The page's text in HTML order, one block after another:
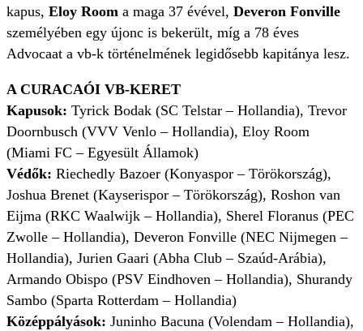
kapus, Eloy Room a maga 37 évével, Deveron Fonville
személyében egy újonc is bekerült, míg a 78 éves
Advocaat a vb-k történelmének legidősebb kapitánya lesz.
A CURACAÓI VB-KERET
Kapusok: Tyrick Bodak (SC Telstar – Hollandia), Trevor
Doornbusch (VVV Venlo – Hollandia), Eloy Room
(Miami FC – Egyesült Államok)
Védők: Riechedly Bazoer (Konyaspor – Törökország),
Joshua Brenet (Kayserispor – Törökország), Roshon van
Eijma (RKC Waalwijk – Hollandia), Sherel Floranus (PEC
Zwolle – Hollandia), Deveron Fonville (NEC Nijmegen –
Hollandia), Jurien Gaari (Abha Club – Szaúd-Arábia),
Armando Obispo (PSV Eindhoven – Hollandia), Shurandy
Sambo (Sparta Rotterdam – Hollandia)
Középpályások: Juninho Bacuna (Volendam – Hollandia),